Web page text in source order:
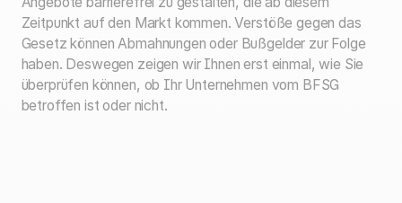
Zeitpunkt auf den Markt kommen. Verstöße gegen das
Gesetz können Abmahnungen oder Bußgelder zur Folge
haben. Deswegen zeigen wir Ihnen erst einmal, wie Sie
überprüfen können, ob Ihr Unternehmen vom BFSG
betroffen ist oder nicht.